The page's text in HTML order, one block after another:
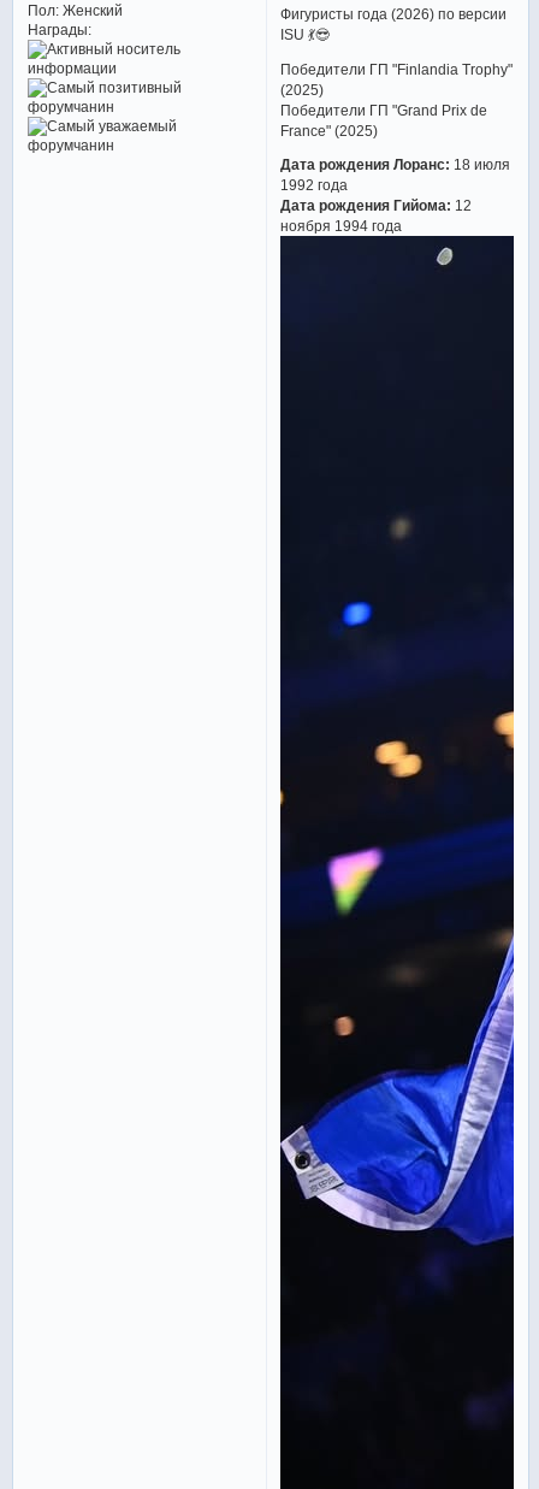
Пол:Женский
Награды:
Фигуристы года (2026) по версии
ISU 💃😎
Победители ГП "Finlandia Trophy"
(2025)
Победители ГП "Grand Prix de
France" (2025)
Дата рождения Лоранс: 18 июля
1992 года
Дата рождения Гийома: 12
ноября 1994 года